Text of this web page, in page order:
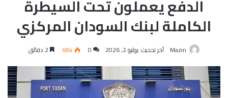
الدفع يعملون تحت السيطرة
الكاملة لبنك السودان المركزي
Mazin آخر تحديث: يوليو 2, 2026 0
684